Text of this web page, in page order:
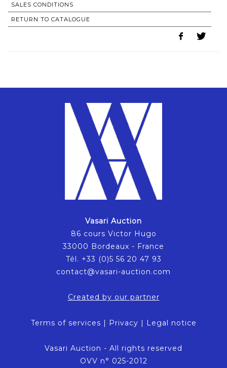
SALES CONDITIONS
RETURN TO CATALOGUE
Vasari Auction
86 cours Victor Hugo
33000 Bordeaux - France
Tél. +33 (0)5 56 20 47 93
contact@vasari-auction.com
Created by our partner
Terms of services | Privacy | Legal notice
Vasari Auction - All rights reserved
OVV n° 025-2012